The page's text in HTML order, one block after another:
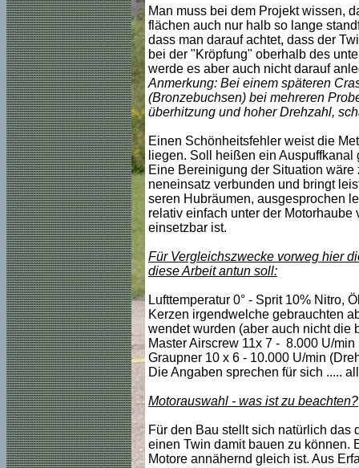
Man muss bei dem Projekt wissen,
flächen auch nur halb so lange
dass man darauf achtet, dass der
bei der "Kröpfung" oberhalb des
werde es aber auch nicht darauf
Anmerkung: Bei einem späteren
(Bronzebuchsen) bei mehreren
überhitzung und hoher Drehzahl,
Einen Schönheitsfehler weist die
liegen. Soll heißen ein
Eine Bereinigung der Situation
neneinsatz verbunden und bringt
seren Hubräumen, ausgesprochen
relativ einfach unter der
einsetzbar ist.
Für Vergleichszwecke vorweg hier
diese Arbeit antun soll:
Lufttemperatur 0° - Sprit 10% Nitro,
Kerzen irgendwelche gebrauchten
wendet wurden (aber auch nicht die
Master Airscrew 11x 7 - 8.000 U/
Graupner 10 x 6 - 10.000 U/min
Die Angaben sprechen für sich .....
Motorauswahl - was ist zu beachten?
Für den Bau stellt sich natürlich das
einen Twin damit bauen zu können.
Motore annähernd gleich ist. Aus